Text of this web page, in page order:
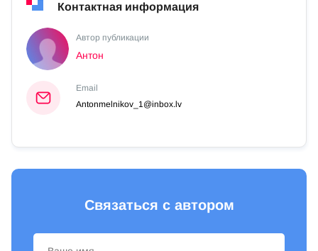
Контактная информация
Автор публикации
Антон
Email
Antonmelnikov_1@inbox.lv
Связаться с автором